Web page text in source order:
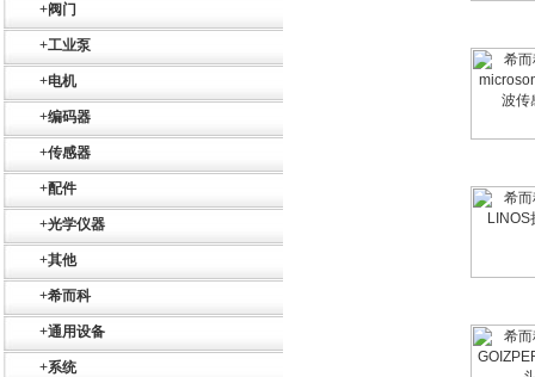
+阀门
+工业泵
+电机
+编码器
+传感器
+配件
+光学仪器
+其他
+希而科
+通用设备
+系统
德国HBM